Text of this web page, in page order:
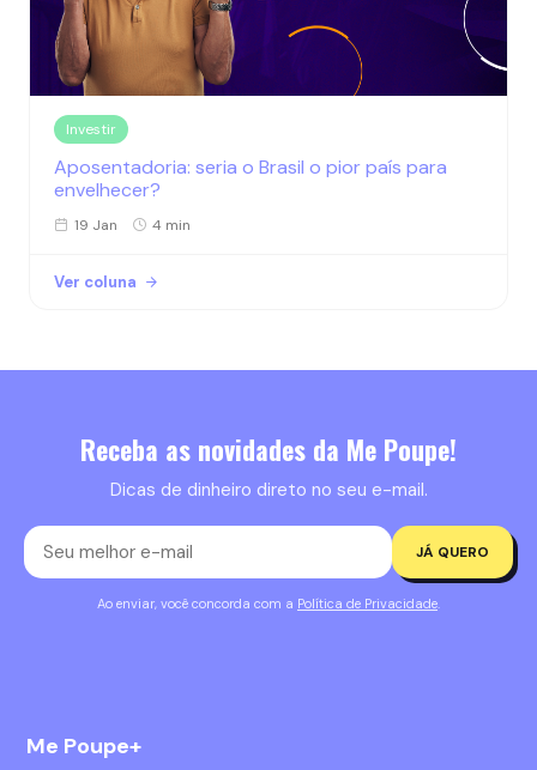
Investir
Aposentadoria: seria o Brasil o pior país para
envelhecer?
19 Jan 4 min
Ver coluna
Receba as novidades da Me Poupe!
Dicas de dinheiro direto no seu e-mail.
JÁ QUERO
Ao enviar, você concorda com a Política de Privacidade
Me Poupe+